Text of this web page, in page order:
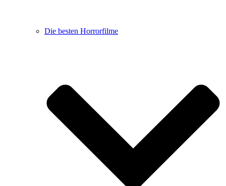
Die besten Horrorfilme